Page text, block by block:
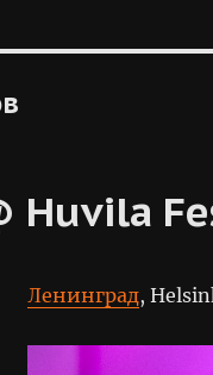
Huvila
Ленинград,